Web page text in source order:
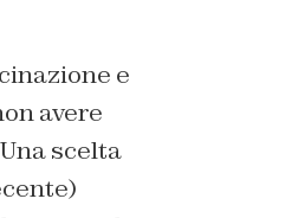
e
avere
scelta